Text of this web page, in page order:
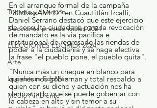
Turismo y diversión
Elecciones presidenciales 2024
ELECCIONES EDOMEX 2024
Arte
Legislatura EdoMéx
Medio Ambiente
En el arranque formal de la campaña
"30díasxAMLO" en Cuautitlán Izcalli,
Daniel Serrano destacó que este ejercicio
de consulta ciudadana para la revocación
de mandato es la vía pacífica e
institucional de regresarle las riendas de
poder a la ciudadanía y se haga efectiva
la frase "el pueblo pone, el pueblo quita".
"Nunca más un cheque en blanco para
quienes nos gobiernan y total respaldo a
quien con su dicho y actuación nos ha
demostrado que se puede gobernar con
la cabeza en alto y sin temor a su